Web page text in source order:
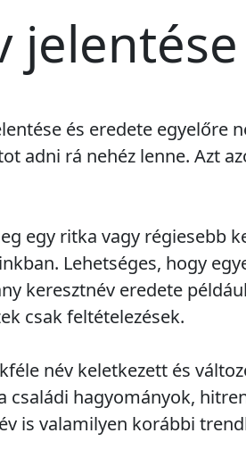
és eredete egyelőre
adni rá nehéz lenne. Azt
egy ritka vagy régiesebb
Lehetséges, hogy
keresztnév eredete
csak feltételezések.
név keletkezett és
családi hagyományok,
is valamilyen korábbi